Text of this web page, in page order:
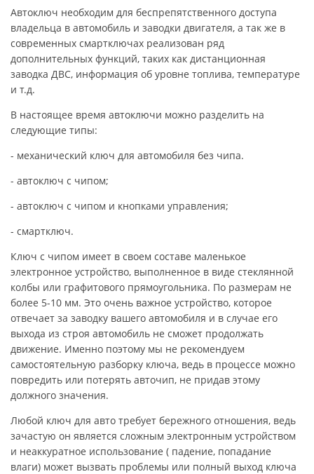
Автоключ необходим для беспрепятственного доступа
владельца в автомобиль и заводки двигателя, а так же в
современных смартключах реализован ряд
дополнительных функций, таких как дистанционная
заводка ДВС, информация об уровне топлива, температуре
и т.д.
В настоящее время автоключи можно разделить на
следующие типы:
- механический ключ для автомобиля без чипа.
- автоключ с чипом;
- автоключ с чипом и кнопками управления;
- смартключ.
Ключ с чипом имеет в своем составе маленькое
электронное устройство, выполненное в виде стеклянной
колбы или графитового прямоугольника. По размерам не
более 5-10 мм. Это очень важное устройство, которое
отвечает за заводку вашего автомобиля и в случае его
выхода из строя автомобиль не сможет продолжать
движение. Именно поэтому мы не рекомендуем
самостоятельную разборку ключа, ведь в процессе можно
повредить или потерять авточип, не придав этому
должного значения.
Любой ключ для авто требует бережного отношения, ведь
зачастую он является сложным электронным устройством
и неаккуратное использование ( падение, попадание
влаги) может вызвать проблемы или полный выход ключа